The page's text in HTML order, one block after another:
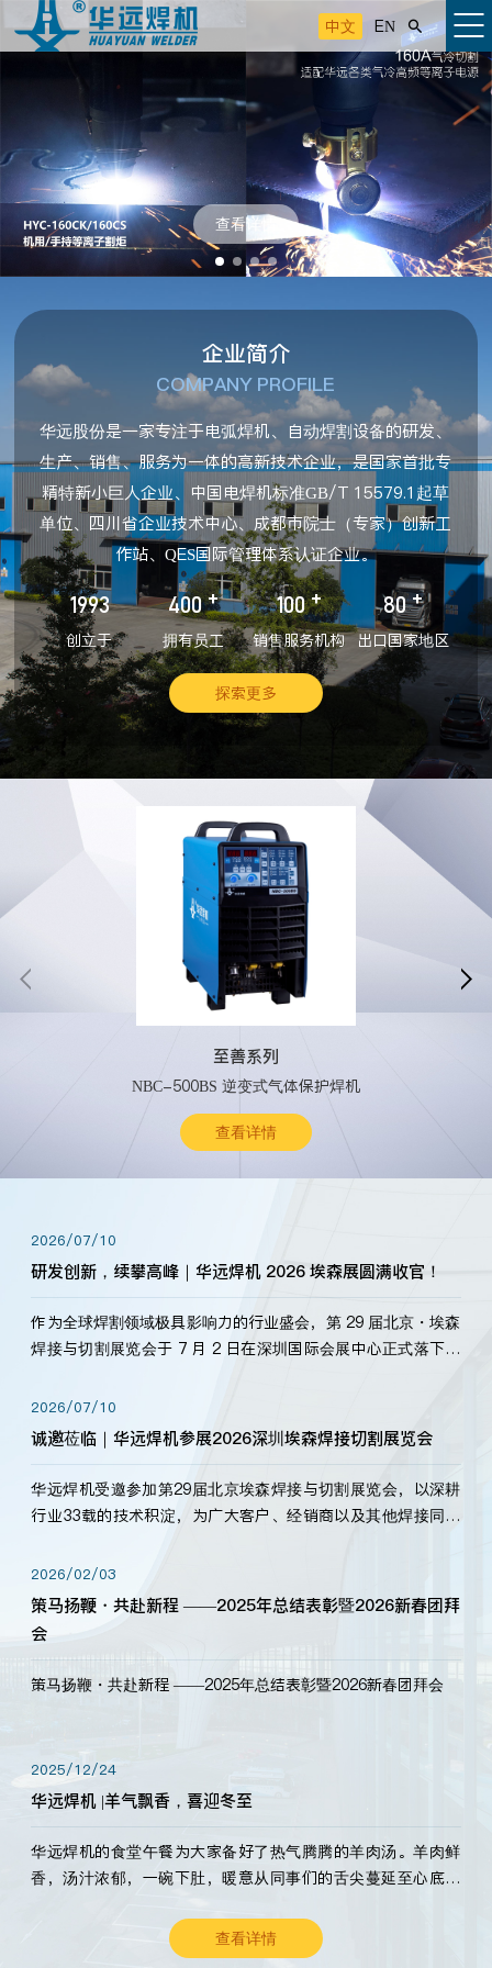
中文 EN 
查看详情
企业简介
COMPANY PROFILE
华远股份是一家专注于电弧焊机、自动焊割设备的研发、
生产、销售、服务为一体的高新技术企业，是国家首批专
精特新小巨人企业、中国电焊机标准GB/T 15579.1起草
单位、四川省企业技术中心、成都市院士（专家）创新工
作站、QES国际管理体系认证企业。
1993
创立于
400 +
拥有员工
100 +
销售服务机构
80 +
出口国家地区
探索更多
至善系列
NBC-500BS 逆变式气体保护焊机
查看详情
 
2026/07/10
研发创新，续攀高峰｜华远焊机 2026 埃森展圆满收官！
作为全球焊割领域极具影响力的行业盛会，第 29 届北京・埃森
焊接与切割展览会于 7 月 2 日在深圳国际会展中心正式落下帷
标准，持之以恒研发新产品、新技术。新老客户、行业伙伴、
海内外客户为目睹公司发布的新产…
2026/07/10
诚邀莅临｜华远焊机参展2026深圳埃森焊接切割展览会
华远焊机受邀参加第29届北京埃森焊接与切割展览会，以深耕
行业33载的技术积淀，为广大客户、经销商以及其他焊接同仁
2026/02/03
策马扬鞭・共赴新程 ——2025年总结表彰暨2026新春团拜
会
策马扬鞭・共赴新程 ——2025年总结表彰暨2026新春团拜会
2025/12/24
华远焊机 |羊气飘香，喜迎冬至
华远焊机的食堂午餐为大家备好了热气腾腾的羊肉汤。羊肉鲜
香，汤汁浓郁，一碗下肚，暖意从同事们的舌尖蔓延至心底。
查看详情